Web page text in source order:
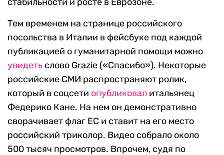
Тем временем на странице российского
посольства в Италии в фейсбуке под каждой
публикацией о гуманитарной помощи можно
увидеть слово Grazie («Спасибо»). Некоторые
российские СМИ распространяют ролик,
который в соцсети опубликовал итальянец
Федерико Кане. На нем он демонстративно
сворачивает флаг ЕС и ставит на его место
российский триколор. Видео собрало около
500 тысяч просмотров. Впрочем, судя по